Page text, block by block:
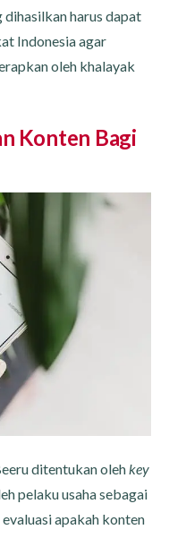
dihasilkan harus dapat
Indonesia agar
oleh khalayak
Konten Bagi
ditentukan olehkey
pelaku usaha sebagai
apakah konten